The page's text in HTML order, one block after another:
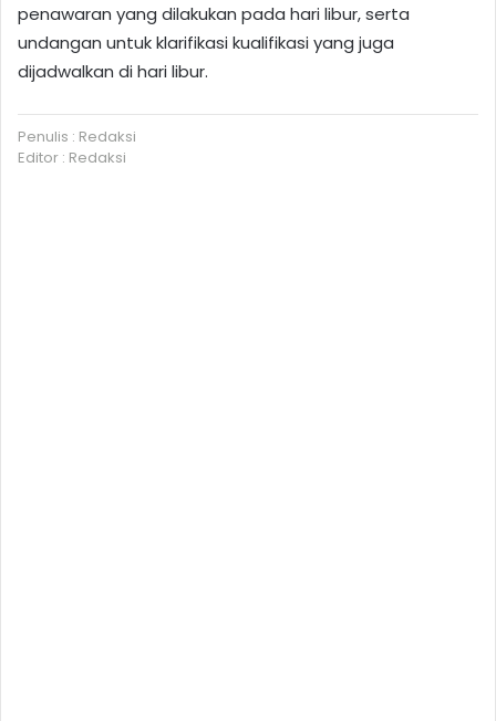
penawaran yang dilakukan pada hari libur, serta
undangan untuk klarifikasi kualifikasi yang juga
dijadwalkan di hari libur.
Penulis : Redaksi
Editor : Redaksi